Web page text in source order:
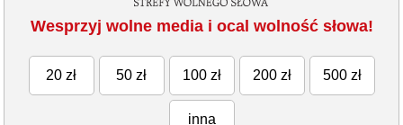
Wesprzyj wolne media i ocal wolność słowa!
20 zł 50 zł 100 zł 200 zł 500 zł
inna